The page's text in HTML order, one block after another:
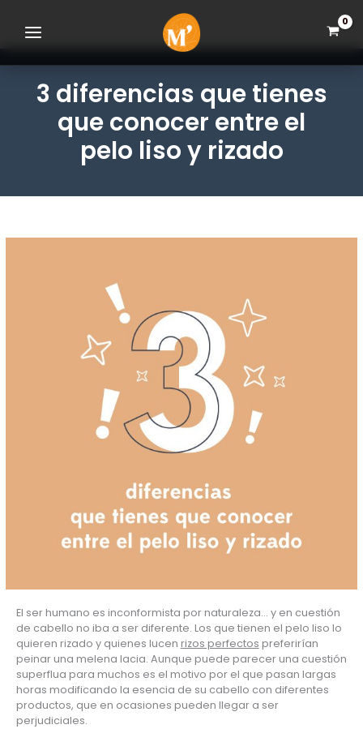
contenido
navegación
principal
de
página
3 diferencias que tienes
que conocer entre el
pelo liso y rizado
El ser humano es inconformista por naturaleza… y en cuestión
de cabello no iba a ser diferente. Los que tienen el pelo liso lo
quieren rizado y quienes lucen rizos perfectos preferirían
peinar una melena lacia. Aunque puede parecer una cuestión
superflua para muchos es el motivo por el que pasan largas
horas modificando la esencia de su cabello con diferentes
productos, que en ocasiones pueden llegar a ser
perjudiciales.